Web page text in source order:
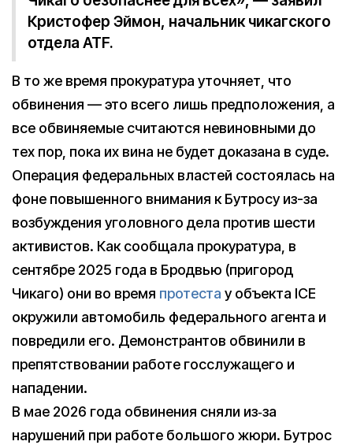
Кристофер Эймон, начальник чикагского
отдела ATF.
В то же время прокуратура уточняет, что
обвинения — это всего лишь предположения, а
все обвиняемые считаются невиновными до
тех пор, пока их вина не будет доказана в суде.
Операция федеральных властей состоялась на
фоне повышенного внимания к Бутросу из-за
возбуждения уголовного дела против шести
активистов. Как сообщала прокуратура, в
сентябре 2025 года в Бродвью (пригород
Чикаго) они во время протеста у объекта ICE
окружили автомобиль федерального агента и
повредили его. Демонстрантов обвинили в
препятствовании работе госслужащего и
нападении.
В мае 2026 года обвинения сняли из‑за
нарушений при работе большого жюри. Бутрос